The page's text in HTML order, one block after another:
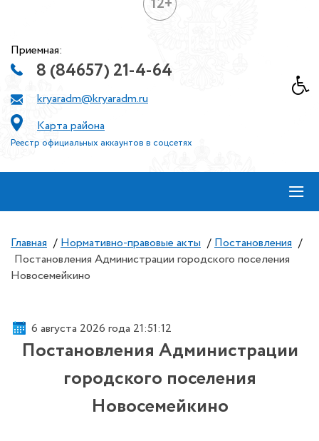
Приемная:
8 (84657) 21-4-64
kryaradm@kryaradm.ru
Карта района
Реестр официальных аккаунтов в соцсетях
≡
Главная / Нормативно-правовые акты / Постановления /
Постановления Администрации городского поселения
Новосемейкино
6 августа 2026 года 21:51:12
Постановления Администрации
городского поселения
Новосемейкино